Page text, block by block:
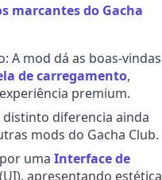
marcantes do Gacha
A mod dá as boas-vindas
de carregamento,
premium.
distinto diferencia ainda
mods do Gacha Club.
uma Interface de
(UI), apresentando estética